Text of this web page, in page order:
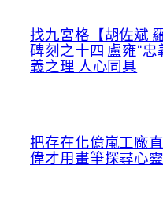
找九宮格【胡佐斌
碑刻之十四 盧雍"
義之理 人心同具
把存在化億嵐工廠
偉才用畫筆探尋心